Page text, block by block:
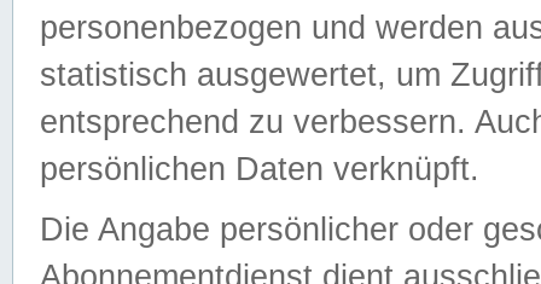
personenbezogen und werden
statistisch ausgewertet, um
entsprechend zu verbessern.
persönlichen Daten verknüpft.
Die Angabe persönlicher oder
Abonnementdienst dient